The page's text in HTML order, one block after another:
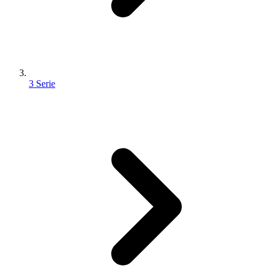
3 Serie